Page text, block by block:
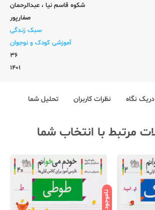
شکوه قاسم نیا ، عبدالرحمان
صفارپور
سبک زندگی
آموزشی کودک و نوجوان
36
1401
دریک نگاه نظرات کاربران تحلیل شما
مرتبط با انتخاب شما
ناموجود